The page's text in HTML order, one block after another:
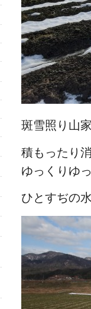
斑雪照り
積もったり
ゆっくりゆ
ひとすぢ